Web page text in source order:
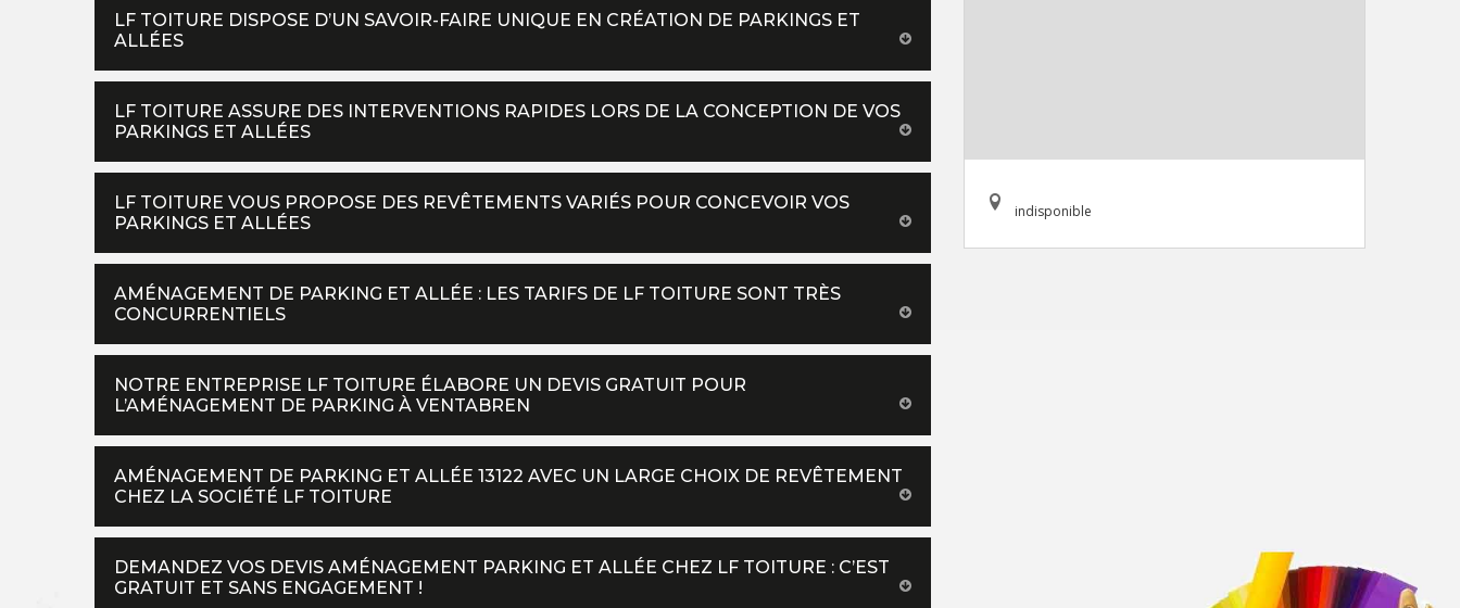
LF TOITURE DISPOSE D’UN SAVOIR-FAIRE UNIQUE EN CRÉATION DE PARKINGS ET
ALLÉES
LF TOITURE ASSURE DES INTERVENTIONS RAPIDES LORS DE LA CONCEPTION DE VOS
PARKINGS ET ALLÉES
LF TOITURE VOUS PROPOSE DES REVÊTEMENTS VARIÉS POUR CONCEVOIR VOS
PARKINGS ET ALLÉES
AMÉNAGEMENT DE PARKING ET ALLÉE : LES TARIFS DE LF TOITURE SONT TRÈS
CONCURRENTIELS
NOTRE ENTREPRISE LF TOITURE ÉLABORE UN DEVIS GRATUIT POUR
L’AMÉNAGEMENT DE PARKING À VENTABREN
AMÉNAGEMENT DE PARKING ET ALLÉE 13122 AVEC UN LARGE CHOIX DE REVÊTEMENT
CHEZ LA SOCIÉTÉ LF TOITURE
DEMANDEZ VOS DEVIS AMÉNAGEMENT PARKING ET ALLÉE CHEZ LF TOITURE : C’EST
GRATUIT ET SANS ENGAGEMENT !
indisponible